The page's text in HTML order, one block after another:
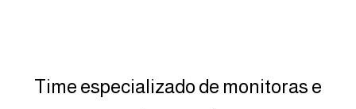
Time especializado de monitoras e